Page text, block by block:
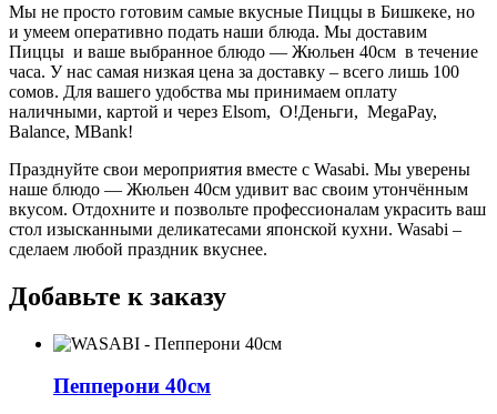
Мы не просто готовим самые вкусные Пиццы в Бишкеке, но
и умеем оперативно подать наши блюда. Мы доставим
Пиццы и ваше выбранное блюдо — Жюльен 40см в течение
часа. У нас самая низкая цена за доставку – всего лишь 100
сомов. Для вашего удобства мы принимаем оплату
наличными, картой и через Elsom, О!Деньги, MegaPay,
Balance, MBank!
Празднуйте свои мероприятия вместе с Wasabi. Мы уверены
наше блюдо — Жюльен 40см удивит вас своим утончённым
вкусом. Отдохните и позвольте профессионалам украсить ваш
стол изысканными деликатесами японской кухни. Wasabi –
сделаем любой праздник вкуснее.
Добавьте к заказу
Пепперони 40см